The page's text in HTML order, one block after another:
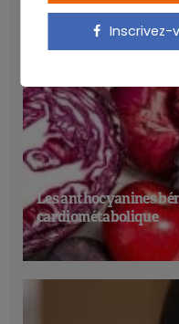
Les anthocyanines
cardiométabolique
Inscrivez-